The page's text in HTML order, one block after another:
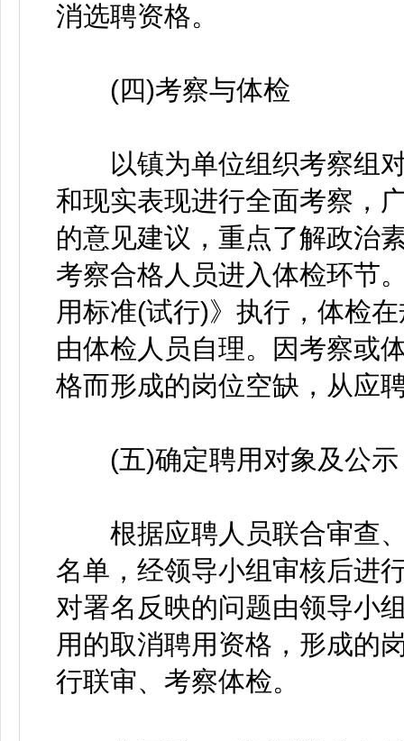
消选聘资格。
(四)考察与体检
以镇为单位组织考察组对
和现实表现进行全面考察，
的意见建议，重点了解政治
考察合格人员进入体检环节
用标准(试行)》执行，体检
由体检人员自理。因考察或
格而形成的岗位空缺，从应
(五)确定聘用对象及公示
根据应聘人员联合审查、
名单，经领导小组审核后进
对署名反映的问题由领导小
用的取消聘用资格，形成的
行联审、考察体检。